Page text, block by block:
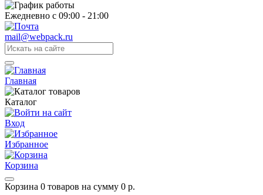
Ежедневно с 09:00 - 21:00
mail@webpack.ru
Главная
Каталог
Вход
Избранное
Корзина
Корзина 0 товаров на сумму 0 р.